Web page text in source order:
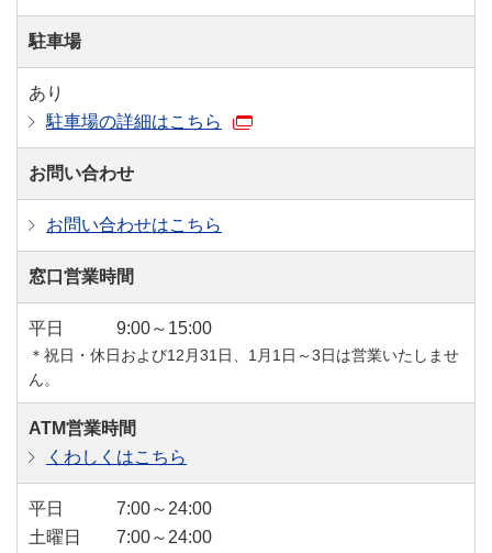
駐車場
あり
駐車場の詳細はこちら
お問い合わせ
お問い合わせはこちら
窓口営業時間
平日 9:00～15:00
＊祝日・休日および12月31日、1月1日～3日は営業いたしませ
ん。
ATM営業時間
くわしくはこちら
平日
7:00～24:00
土曜日
7:00～24:00